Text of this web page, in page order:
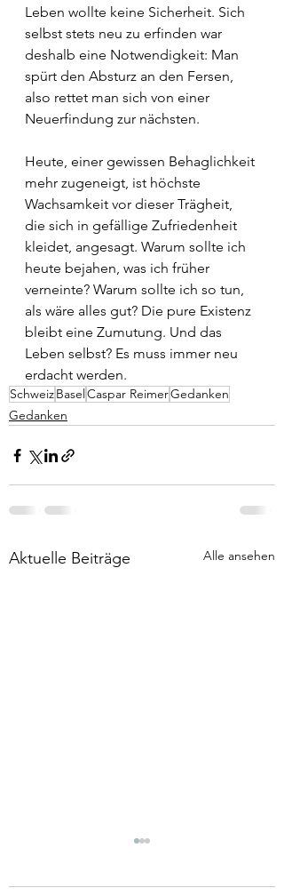
Leben wollte keine Sicherheit. Sich
selbst stets neu zu erfinden war
deshalb eine Notwendigkeit: Man
spürt den Absturz an den Fersen,
also rettet man sich von einer
Neuerfindung zur nächsten.
Heute, einer gewissen Behaglichkeit
mehr zugeneigt, ist höchste
Wachsamkeit vor dieser Trägheit,
die sich in gefällige Zufriedenheit
kleidet, angesagt. Warum sollte ich
heute bejahen, was ich früher
verneinte? Warum sollte ich so tun,
als wäre alles gut? Die pure Existenz
bleibt eine Zumutung. Und das
Leben selbst? Es muss immer neu
erdacht werden.
SchweizBaselCaspar ReimerGedanken
Gedanken
Aktuelle Beiträge Alle ansehen